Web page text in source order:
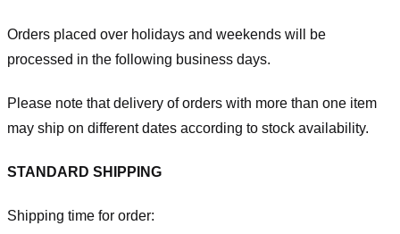
Orders placed over holidays and weekends will be
processed in the following business days.
Please note that delivery of orders with more than one item
may ship on different dates according to stock availability.
STANDARD SHIPPING
Shipping time for order: